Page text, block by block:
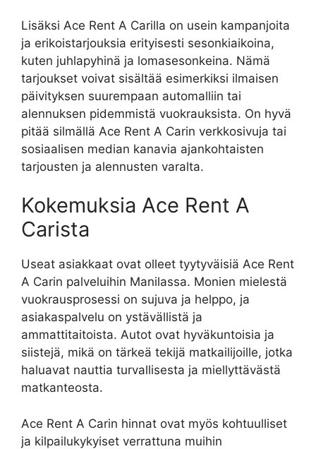
Lisäksi Ace Rent A Carilla on usein kampanjoita
ja erikoistarjouksia erityisesti sesonkiaikoina,
kuten juhlapyhinä ja lomasesonkeina. Nämä
tarjoukset voivat sisältää esimerkiksi ilmaisen
päivityksen suurempaan automalliin tai
alennuksen pidemmistä vuokrauksista. On hyvä
pitää silmällä Ace Rent A Carin verkkosivuja tai
sosiaalisen median kanavia ajankohtaisten
tarjousten ja alennusten varalta.
Kokemuksia Ace Rent A
Carista
Useat asiakkaat ovat olleet tyytyväisiä Ace Rent
A Carin palveluihin Manilassa. Monien mielestä
vuokrausprosessi on sujuva ja helppo, ja
asiakaspalvelu on ystävällistä ja
ammattitaitoista. Autot ovat hyväkuntoisia ja
siistejä, mikä on tärkeä tekijä matkailijoille, jotka
haluavat nauttia turvallisesta ja miellyttävästä
matkanteosta.
Ace Rent A Carin hinnat ovat myös kohtuulliset
ja kilpailukykyiset verrattuna muihin